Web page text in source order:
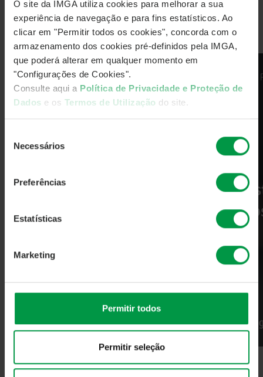
O site da IMGA utiliza cookies para melhorar a sua
experiência de navegação e para fins estatísticos. Ao
clicar em "Permitir todos os cookies", concorda com o
armazenamento dos cookies pré-definidos pela IMGA,
que poderá alterar em qualquer momento em
"Configurações de Cookies".
Consulte aqui a Política de Privacidade e Proteção de
Dados e os Termos de Utilização do site.
Necessários
Preferências
Estatísticas
Marketing
Permitir todos
Permitir seleção
Saiba porque este fundo é a preferência dos
nossos participantes.
Fonte:Direção Comercial & Marketing